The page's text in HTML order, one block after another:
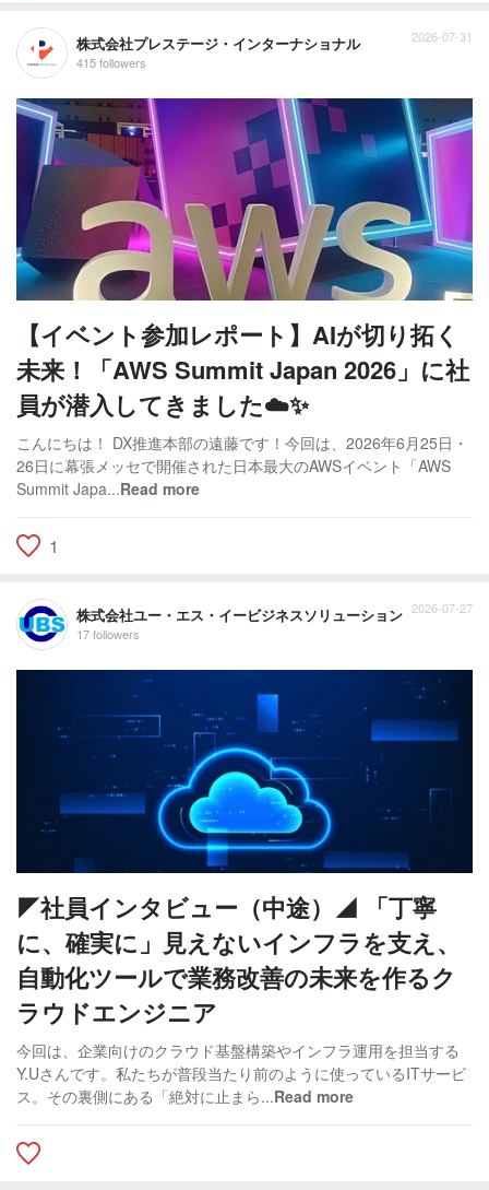
株式会社プレステージ・インターナショナル
415 followers
2026-07-31
【イベント参加レポート】AIが切り拓く
未来！「AWS Summit Japan 2026」に社
員が潜入してきました☁️✨
こんにちは！ DX推進本部の遠藤です！今回は、2026年6月25日・
26日に幕張メッセで開催された日本最大のAWSイベント「AWS
Summit Japa...Read more
1
株式会社ユー・エス・イービジネスソリューション
17 followers
2026-07-27
◤社員インタビュー（中途）◢ 「丁寧
に、確実に」見えないインフラを支え、
自動化ツールで業務改善の未来を作るク
ラウドエンジニア
今回は、企業向けのクラウド基盤構築やインフラ運用を担当する
Y.Uさんです。私たちが普段当たり前のように使っているITサービ
ス。その裏側にある「絶対に止まら...Read more